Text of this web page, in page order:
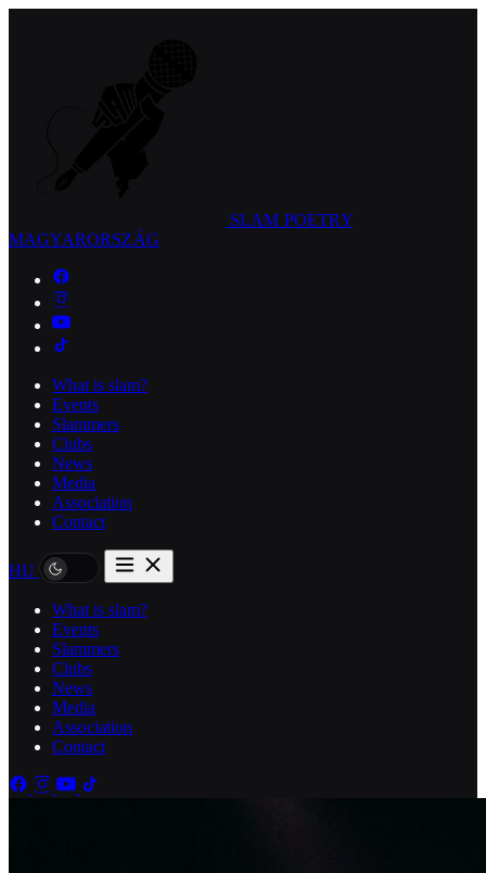
SLAM POETRY
MAGYARORSZÁG
What is slam?
Events
Slammers
Clubs
News
Media
Association
Contact
HU
What is slam?
Events
Slammers
Clubs
News
Media
Association
Contact